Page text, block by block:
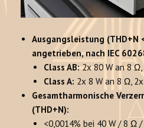
Ausgangsleistung (THD+N
angetrieben, nach IEC
Class AB:2x 80 W an 8 Ω,
Class A: 2x 8 W an 8 Ω,
Gesamtharmonische
(THD+N):
<0,0014% bei 40 W / 8 Ω /